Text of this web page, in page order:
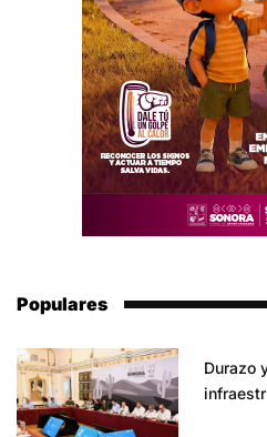
Populares
Durazo